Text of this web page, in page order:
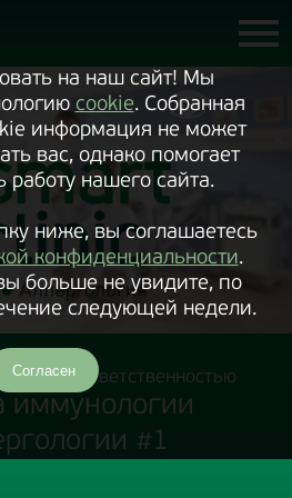
на наш сайт! Мы
cookie. Собранная
информация не может
вас, однако помогает
работу нашего сайта.
ниже, вы соглашаетесь
конфиденциальности.
больше не увидите, по
следующей недели.
Согласенответственностью
иммунологии
#1